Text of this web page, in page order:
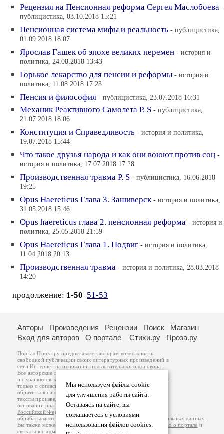
Рецензия на Пенсионная реформа Сергея Маслобоева -
публицистика, 03.10.2018 15:21
Пенсионная система мифы и реальность - публицистика,
01.09.2018 18:07
Ярослав Гашек об эпохе великих перемен - история и
политика, 24.08.2018 13:43
Горькое лекарство для пенсии и реформы - история и
политика, 11.08.2018 17:23
Пенсия и философия - публицистика, 23.07.2018 16:31
Механик Реактивного Самолета P. S - публицистика,
21.07.2018 18:06
Конституция и Справедливость - история и политика,
19.07.2018 15:44
Что такое друзья народа и как они воюют против соц -
история и политика, 17.07.2018 17:28
Производственная травма P. S - публицистика, 16.06.2018
19:25
Opus Haereticus Глава 3. Зашиверск - история и политика,
31.05.2018 15:46
Opus haereticus глава 2. пенсионная реформа - история и
политика, 25.05.2018 21:59
Opus Haereticus Глава 1. Подвиг - история и политика,
11.04.2018 20:13
Производственная травма - история и политика, 28.03.2018
14:20
продолжение: 1-50 51-53
Мы используем файлы cookie
для улучшения работы сайта.
Оставаясь на сайте, вы
соглашаетесь с условиями
использования файлов cookies.
Авторы Произведения Рецензии Поиск
Магазин
Вход для авторов
О портале Стихи.ру Проза.ру
Портал Проза.ру предоставляет авторам возможность
свободной публикации своих литературных произведений в
сети Интернет на основаниипользовательского договора
Все авторские права на произведения принадлежат авторам
и охраняются законом
. Перепечатка произведений возможна
только с согласия его автора, к которому вы можете
обратиться на его авторской странице. Ответственность за
тексты произведений авторы несут самостоятельно на
основанииправил публикацииизаконодательства
Российской Федерации
обрабатываются на основанииПолитики обработки персональных данных
Вы также можете посмотреть более подробнуюинформацию о портале и
связаться с администрацией